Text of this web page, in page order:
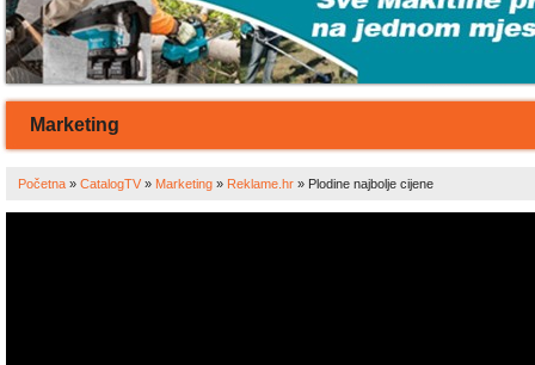
Marketing
Početna » CatalogTV » Marketing » Reklame.hr » Plodine najbolje cijene